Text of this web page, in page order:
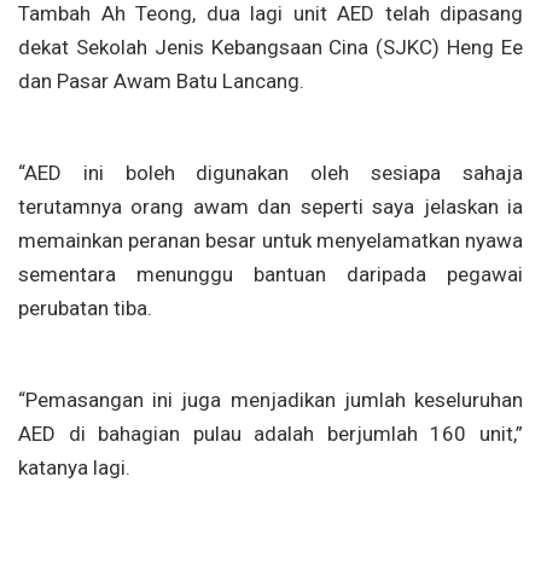
Tambah Ah Teong, dua lagi unit AED telah dipasang
dekat Sekolah Jenis Kebangsaan Cina (SJKC) Heng Ee
dan Pasar Awam Batu Lancang.
“AED ini boleh digunakan oleh sesiapa sahaja
terutamnya orang awam dan seperti saya jelaskan ia
memainkan peranan besar untuk menyelamatkan nyawa
sementara menunggu bantuan daripada pegawai
perubatan tiba.
“Pemasangan ini juga menjadikan jumlah keseluruhan
AED di bahagian pulau adalah berjumlah 160 unit,”
katanya lagi.